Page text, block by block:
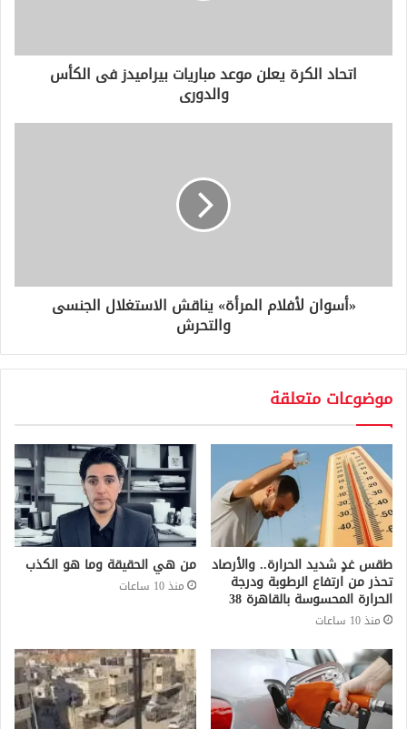
ر
اتحاد الكرة يعلن موعد مباريات بيراميدز فى الكأس
والدورى
«أسوان لأفلام المرأة» يناقش الاستغلال الجنسى
والتحرش
موضوعات متعلقة
طقس غدٍ شديد الحرارة.. والأرصاد
تحذر من ارتفاع الرطوبة ودرجة
الحرارة المحسوسة بالقاهرة 38
منذ 10 ساعات
من هي الحقيقة وما هو الكذب
منذ 10 ساعات